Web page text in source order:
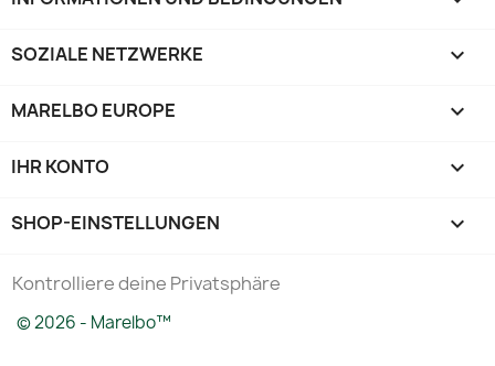
SOZIALE NETZWERKE 
MARELBO EUROPE 
IHR KONTO 
SHOP-EINSTELLUNGEN keyboard_arrow_down
Kontrolliere deine Privatsphäre
© 2026 - Marelbo™